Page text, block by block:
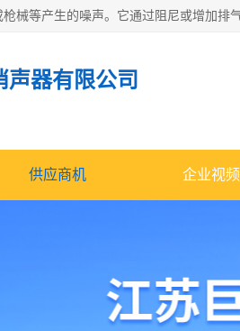
声器有限公司
供应商机 企业视频